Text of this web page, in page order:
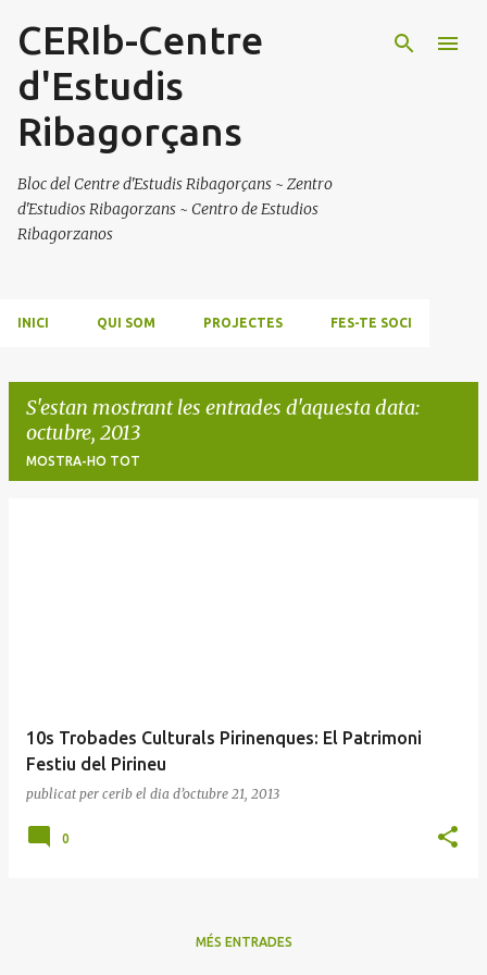
Salta al contingut principal
CERIb-Centre
d'Estudis
Ribagorçans
Bloc del Centre d'Estudis Ribagorçans ~ Zentro
d'Estudios Ribagorzans ~ Centro de Estudios
Ribagorzanos
INICI QUI SOM PROJECTES FES-TE SOCI
S'estan mostrant les entrades d'aquesta data:
octubre, 2013
MOSTRA-HO TOT
10s Trobades Culturals Pirinenques: El Patrimoni
Festiu del Pirineu
publicat per cerib el dia d’octubre 21, 2013
0
MÉS ENTRADES